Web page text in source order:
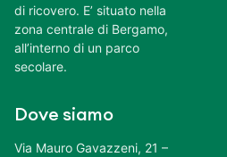
di ricovero. E’ situato nella
zona centrale di Bergamo,
all’interno di un parco
secolare.
Dove siamo
Via Mauro Gavazzeni, 21 –